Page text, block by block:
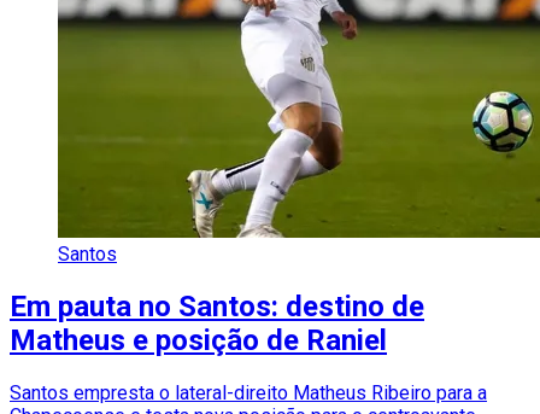
Santos
Em pauta no Santos: destino de
Matheus e posição de Raniel
Santos empresta o lateral-direito Matheus Ribeiro para a